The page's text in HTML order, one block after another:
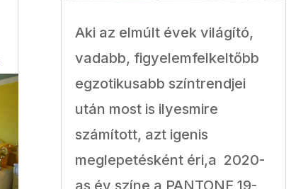
Aki az elmúlt évek világító,
vadabb, figyelemfelkeltőbb
egzotikusabb színtrendjei
után most is ilyesmire
számított, azt igenis
meglepetésként éri,a 2020-
as év színe a PANTONE 19-